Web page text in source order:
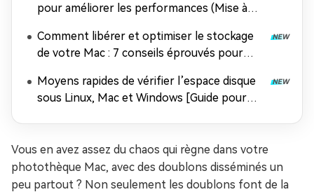
pour améliorer les performances (Mise à
Comment libérer et optimiser le stockage
de votre Mac : 7 conseils éprouvés pour
Moyens rapides de vérifier l’espace disque
sous Linux, Mac et Windows [Guide pour
Vous en avez assez du chaos qui règne dans votre
photothèque Mac, avec des doublons disséminés un
peu partout ? Non seulement les doublons font de la